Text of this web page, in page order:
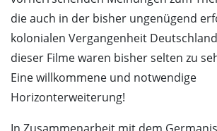
die auch in der bisher ungenügend
kolonialen Vergangenheit
dieser Filme waren bisher selten zu
Eine willkommene und notwendige
Horizonterweiterung!